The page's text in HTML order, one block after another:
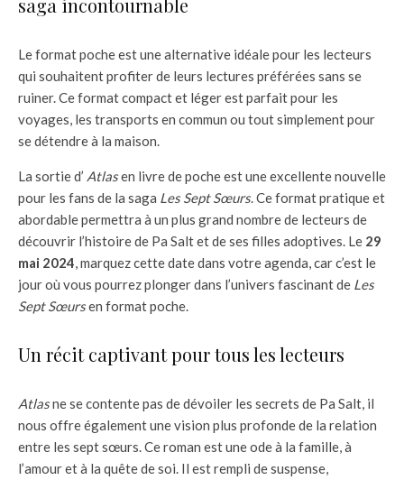
Le format poche est une alternative idéale pour les lecteurs
qui souhaitent profiter de leurs lectures préférées sans se
ruiner. Ce format compact et léger est parfait pour les
voyages, les transports en commun ou tout simplement pour
se détendre à la maison.
La sortie d’ Atlasen livre de poche est une excellente nouvelle
pour les fans de la saga Les Sept Sœurs. Ce format pratique et
abordable permettra à un plus grand nombre de lecteurs de
découvrir l’histoire de Pa Salt et de ses filles adoptives. Le 29
mai 2024, marquez cette date dans votre agenda, car c’est le
jour où vous pourrez plonger dans l’univers fascinant de Les
Sept Sœursen format poche.
Un récit captivant pour tous les lecteurs
Atlasne se contente pas de dévoiler les secrets de Pa Salt, il
nous offre également une vision plus profonde de la relation
entre les sept sœurs. Ce roman est une ode à la famille, à
l’amour et à la quête de soi. Il est rempli de suspense,